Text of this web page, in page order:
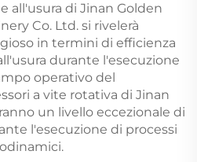
all'usura di Jinan Golden
Co. Ltd. si rivelerà
in termini di efficienza
durante l'esecuzione
operativo del
a vite rotativa di Jinan
un livello eccezionale di
l'esecuzione di processi